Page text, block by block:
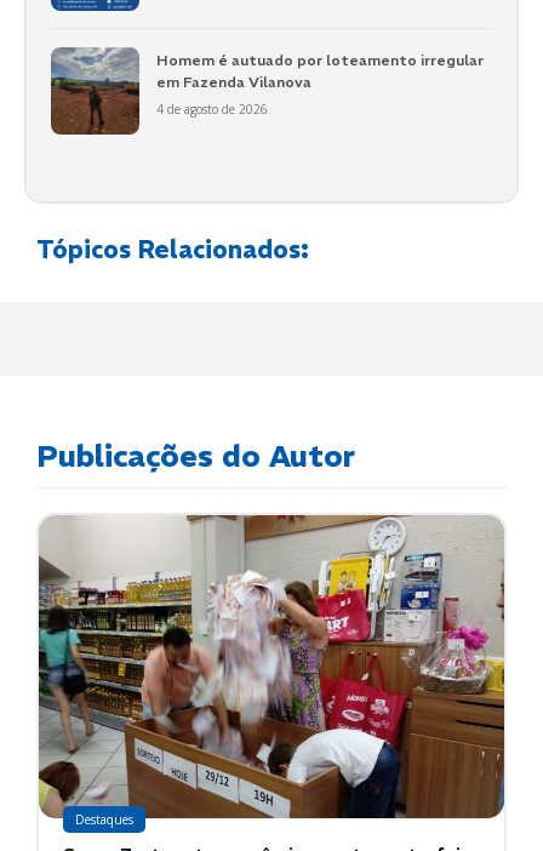
Homem é autuado por loteamento irregular
em Fazenda Vilanova
4 de agosto de 2026
Tópicos Relacionados:
Publicações do Autor
Destaques